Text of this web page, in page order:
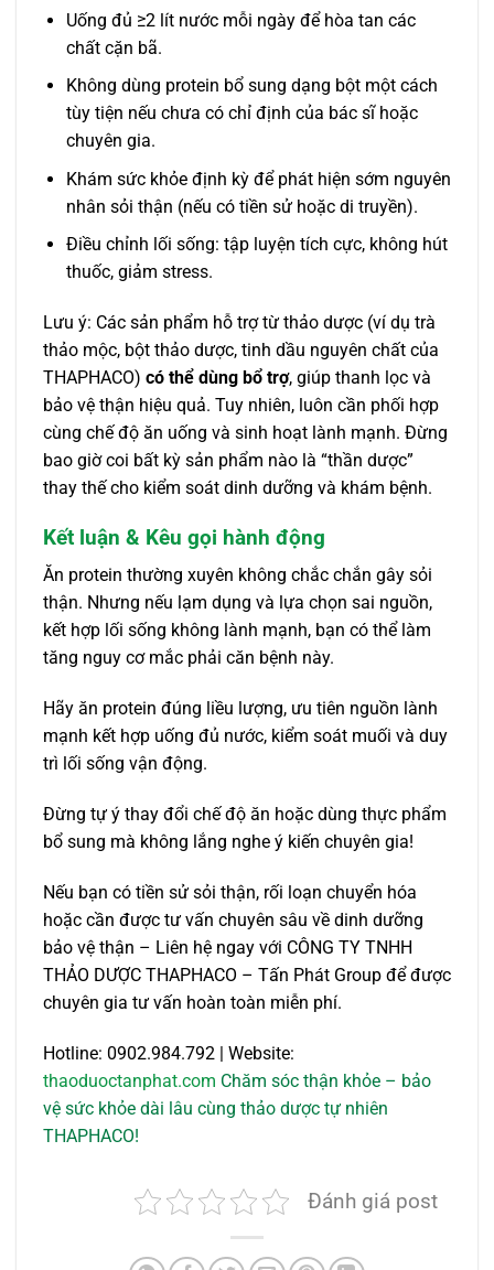
Uống đủ ≥2 lít nước mỗi ngày để hòa tan các
chất cặn bã.
Không dùng protein bổ sung dạng bột một cách
tùy tiện nếu chưa có chỉ định của bác sĩ hoặc
chuyên gia.
Khám sức khỏe định kỳ để phát hiện sớm nguyên
nhân sỏi thận (nếu có tiền sử hoặc di truyền).
Điều chỉnh lối sống: tập luyện tích cực, không hút
thuốc, giảm stress.
Lưu ý: Các sản phẩm hỗ trợ từ thảo dược (ví dụ trà
thảo mộc, bột thảo dược, tinh dầu nguyên chất của
THAPHACO) có thể dùng bổ trợ, giúp thanh lọc và
bảo vệ thận hiệu quả. Tuy nhiên, luôn cần phối hợp
cùng chế độ ăn uống và sinh hoạt lành mạnh. Đừng
bao giờ coi bất kỳ sản phẩm nào là “thần dược”
thay thế cho kiểm soát dinh dưỡng và khám bệnh.
Kết luận & Kêu gọi hành động
Ăn protein thường xuyên không chắc chắn gây sỏi
thận. Nhưng nếu lạm dụng và lựa chọn sai nguồn,
kết hợp lối sống không lành mạnh, bạn có thể làm
tăng nguy cơ mắc phải căn bệnh này.
Hãy ăn protein đúng liều lượng, ưu tiên nguồn lành
mạnh kết hợp uống đủ nước, kiểm soát muối và duy
trì lối sống vận động.
Đừng tự ý thay đổi chế độ ăn hoặc dùng thực phẩm
bổ sung mà không lắng nghe ý kiến chuyên gia!
Nếu bạn có tiền sử sỏi thận, rối loạn chuyển hóa
hoặc cần được tư vấn chuyên sâu về dinh dưỡng
bảo vệ thận – Liên hệ ngay với CÔNG TY TNHH
THẢO DƯỢC THAPHACO – Tấn Phát Group để được
chuyên gia tư vấn hoàn toàn miễn phí.
Hotline: 0902.984.792 | Website:
thaoduoctanphat.com Chăm sóc thận khỏe – bảo
vệ sức khỏe dài lâu cùng thảo dược tự nhiên
THAPHACO!
Đánh giá post